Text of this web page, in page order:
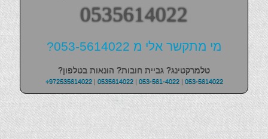
0535614022
מי מתקשר אלי מ 053-5614022?
טלמרקטינג? גביית חובות? הונאות בטלפון?
+972535614022| 0535614022| 053-561-4022| 053-5614022